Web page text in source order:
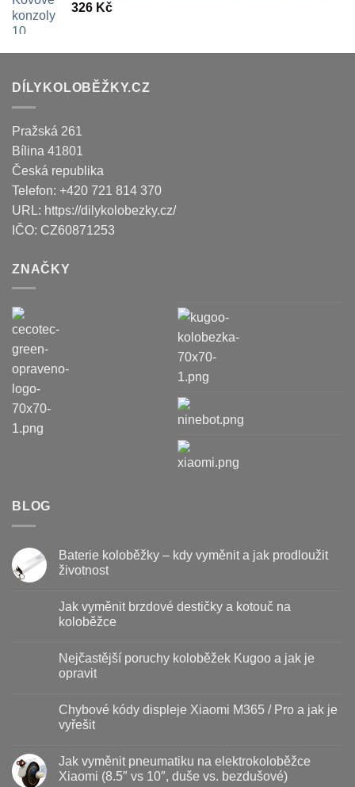
326 Kč
DÍLYKOLOBĚŽKY.CZ
Pražská 261
Bílina 41801
Česká republika
Telefon: +420 721 814 370
URL: https://dilykolobezky.cz/
IČO: CZ60871253
ZNAČKY
BLOG
Baterie koloběžky – kdy vyměnit a jak prodloužit
životnost
textu
s
koloběžky
kdy
jak
prodloužit
životnost
Jak vyměnit brzdové destičky a kotouč na
koloběžce
u
textu
s
vyměnit
brzdové
destičky
na
koloběžce
Nejčastější poruchy koloběžek Kugoo a jak je
opravit
u
textu
s
poruchy
koloběžek
Kugoo
Chybové kódy displeje Xiaomi M365 / Pro a jak je
vyřešit
textu
s
Jak vyměnit pneumatiku na elektrokoloběžce
Xiaomi (8.5″ vs 10″, duše vs. bezdušové)